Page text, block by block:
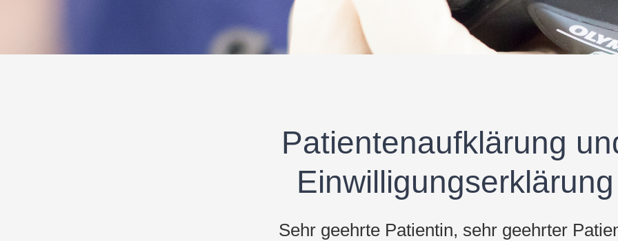
Patientenaufklärung
Einwilligungserklärung
Sehr geehrte Patientin, sehr geehrter